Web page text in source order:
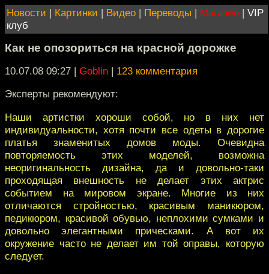
Новости | Картинки | Видео | Переводы | Магазин | VIP
клуб
Как не опозориться на красной дорожке
10.07.08 09:27 | Goblin | 123 комментария
Эксперты рекомендуют:
Наши артистки хороши собой, но в них нет
индивидуальности, хотя почти все одеты в дорогие
платья знаменитых домов моды. Очевидна
повторяемость этих моделей, возможна
неоригинальность дизайна, да и довольно-таки
проходящая внешность не делает этих актрис
событием на мировом экране. Многие из них
отличаются стройностью, красивым маникюром,
педикюром, красивой обувью, неплохими сумками и
довольно элегантными прическами. А вот их
окружение часто не делает им той оправы, которую
следует.